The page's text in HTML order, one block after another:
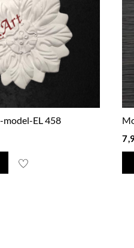
model-EL 458